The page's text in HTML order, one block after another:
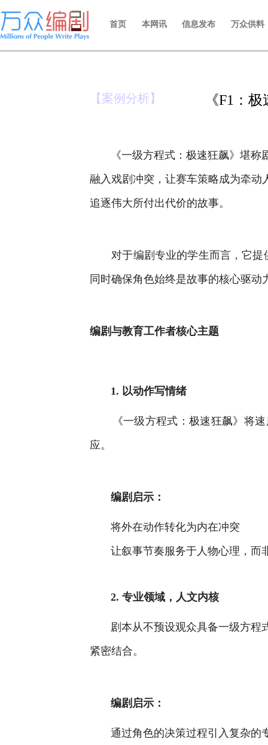
首页 本网讯 信息发布 万众供料
【案例分析】 《F1：
《一级方程式：极速狂飙》堪
融入戏剧冲突，让赛车策略成为牵
追逐伟大所付出代价的故事。
对于编剧专业的学生而言，它
同时确保角色始终是故事的核心驱动
编剧与教育工作者核心主题
1. 以动作写情绪
《一级方程式：极速狂飙》将
应。
编剧启示：
将外在动作转化为内在冲突
让叙事节奏服务于人物心理，而
2. 专业领域，人文内核
剧本从不预设观众具备一级方程
紧密结合。
编剧启示：
通过角色的决策过程引入复杂的